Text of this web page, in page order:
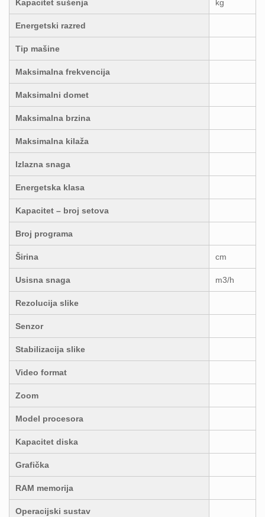
Kapacitet sušenja kg
Energetski razred
Tip mašine
Maksimalna frekvencija
Maksimalni domet
Maksimalna brzina
Maksimalna kilaža
Izlazna snaga
Energetska klasa
Kapacitet – broj setova
Broj programa
Širina cm
Usisna snaga m3/h
Rezolucija slike
Senzor
Stabilizacija slike
Video format
Zoom
Model procesora
Kapacitet diska
Grafička
RAM memorija
Operacijski sustav